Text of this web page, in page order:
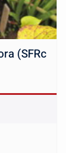
(SFRc